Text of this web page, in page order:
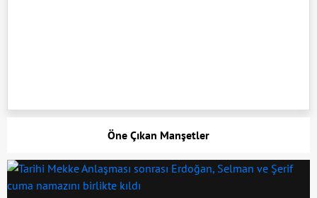
Öne Çıkan Manşetler